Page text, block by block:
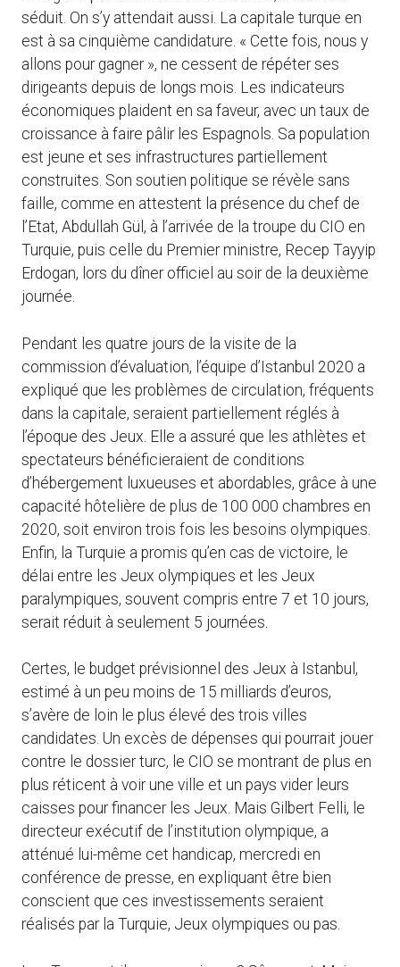
séduit. On s’y attendait aussi. La capitale turque en
est à sa cinquième candidature. « Cette fois, nous y
allons pour gagner », ne cessent de répéter ses
dirigeants depuis de longs mois. Les indicateurs
économiques plaident en sa faveur, avec un taux de
croissance à faire pâlir les Espagnols. Sa population
est jeune et ses infrastructures partiellement
construites. Son soutien politique se révèle sans
faille, comme en attestent la présence du chef de
l’Etat, Abdullah Gül, à l’arrivée de la troupe du CIO en
Turquie, puis celle du Premier ministre, Recep Tayyip
Erdogan, lors du dîner officiel au soir de la deuxième
journée.
Pendant les quatre jours de la visite de la
commission d’évaluation, l’équipe d’Istanbul 2020 a
expliqué que les problèmes de circulation, fréquents
dans la capitale, seraient partiellement réglés à
l’époque des Jeux. Elle a assuré que les athlètes et
spectateurs bénéficieraient de conditions
d’hébergement luxueuses et abordables, grâce à une
capacité hôtelière de plus de 100 000 chambres en
2020, soit environ trois fois les besoins olympiques.
Enfin, la Turquie a promis qu’en cas de victoire, le
délai entre les Jeux olympiques et les Jeux
paralympiques, souvent compris entre 7 et 10 jours,
serait réduit à seulement 5 journées.
Certes, le budget prévisionnel des Jeux à Istanbul,
estimé à un peu moins de 15 milliards d’euros,
s’avère de loin le plus élevé des trois villes
candidates. Un excès de dépenses qui pourrait jouer
contre le dossier turc, le CIO se montrant de plus en
plus réticent à voir une ville et un pays vider leurs
caisses pour financer les Jeux. Mais Gilbert Felli, le
directeur exécutif de l’institution olympique, a
atténué lui-même cet handicap, mercredi en
conférence de presse, en expliquant être bien
conscient que ces investissements seraient
réalisés par la Turquie, Jeux olympiques ou pas.